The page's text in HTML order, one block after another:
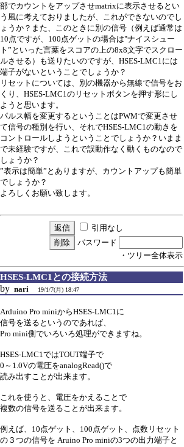
部でカウントをアップさせmatrixに表示させるとい
う風に考えておりましたが、これができないのでし
ょうか？また、このときに別の信号（例えば通常は
10点ですが、100点ゲットの場合は"ナイスシュー
ト”といった言葉をスコアの上の8x8文字でスクロー
ルさせる）も送りたいのですが、HSES-LMC1には
端子がないということでしょうか？
リセットについては、別の機器から無線で信号をお
くり、HSES-LMC1のリセットボタンを押す形にし
ようと思います。
パルス幅を変更するということはPWMで変更させ
て信号の種別を行い、それでHSES-LMC1の動きを
コントロールしようということでしょうか？いまま
で未経験ですが、これで誤動作なく動くものなので
しょうか？
”表示は簡単”とありますが、カウントアップも簡単
でしょうか？
よろしくお願い致します。
引用なし
パスワード
・ツリー全体表示
HSES-LMC1との接続方法
by nari 19/1/7(月) 18:47
Arduino Pro miniからHSES-LMC1に
信号を送るというのであれば、
Pro mini側でいろいろ処理ができますね。
HSES-LMC1ではTOUT端子で
0～1.0Vの電圧をanalogRead()で
読み出すことが出来ます。
これを使うと、電圧をかえることで
複数の信号を送ることが出来ます。
例えば、10点ゲット、100点ゲット、点数リセット
の３つの信号を Aruino Pro miniの3つの出力端子と